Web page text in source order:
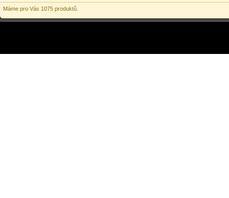
Máme pro Vás 1075 produktů.